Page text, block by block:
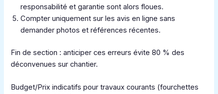
responsabilité et garantie sont alors floues.
Compter uniquement sur les avis en ligne sans
demander photos et références récentes.
Fin de section : anticiper ces erreurs évite 80 % des
déconvenues sur chantier.
Budget/Prix indicatifs pour travaux courants (fourchettes